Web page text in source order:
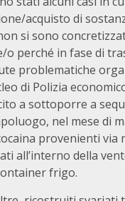
acquisto di
si sono
o perché in fase di
problematiche
di Polizia
a sottoporre a
nel mese di
provenienti via
all’interno della
frigo.